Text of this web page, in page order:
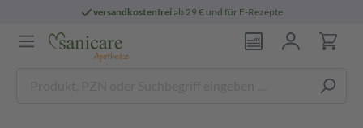
versandkostenfreiab 29 € und für E-Rezepte